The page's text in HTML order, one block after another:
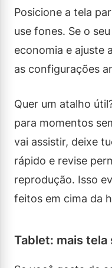
Posicione a tela
use fones. Se o
economia e ajuste
as configurações
Quer um atalho
para momentos
vai assistir, deixe
rápido e revise
reprodução. Isso
feitos em cima da
Tablet: mais tela